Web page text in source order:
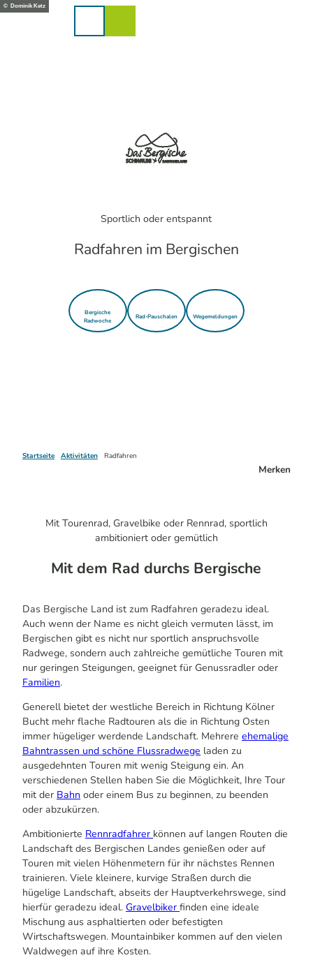
Z© Dominik Ketz
Sportlich oder entspannt
Radfahren im Bergischen
Bergische
Radwoche
Rad-Pauschalen Wegemeldungen
Startseite Aktivitäten Radfahren
Merken
Mit Tourenrad, Gravelbike oder Rennrad, sportlich
ambitioniert oder gemütlich
Mit dem Rad durchs Bergische
Das Bergische Land ist zum Radfahren geradezu ideal.
Auch wenn der Name es nicht gleich vermuten lässt, im
Bergischen gibt es nicht nur sportlich anspruchsvolle
Radwege, sondern auch zahlreiche gemütliche Touren mit
nur geringen Steigungen, geeignet für Genussradler oder
Familien.
Generell bietet der westliche Bereich in Richtung Kölner
Bucht mehr flache Radtouren als die in Richtung Osten
immer hügeliger werdende Landschaft. Mehrere ehemalige
Bahntrassen und schöne Flussradwege laden zu
ausgedehnten Touren mit wenig Steigung ein. An
verschiedenen Stellen haben Sie die Möglichkeit, Ihre Tour
mit der Bahn oder einem Bus zu beginnen, zu beenden
oder abzukürzen.
Ambitionierte Rennradfahrer können auf langen Routen die
Landschaft des Bergischen Landes genießen oder auf
Touren mit vielen Höhenmetern für ihr nächstes Rennen
trainieren. Viele kleinere, kurvige Straßen durch die
hügelige Landschaft, abseits der Hauptverkehrswege, sind
hierfür geradezu ideal. Gravelbiker finden eine ideale
Mischung aus asphaltierten oder befestigten
Wirtschaftswegen. Mountainbiker kommen auf den vielen
Waldwegen auf ihre Kosten.